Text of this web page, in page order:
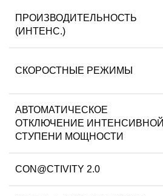
ПРОИЗВОДИТЕЛЬНОСТЬ
(ИНТЕНС.)
СКОРОСТНЫЕ РЕЖИМЫ
АВТОМАТИЧЕСКОЕ
ОТКЛЮЧЕНИЕ ИНТЕНСИВНОЙ
СТУПЕНИ МОЩНОСТИ
CON@CTIVITY 2.0